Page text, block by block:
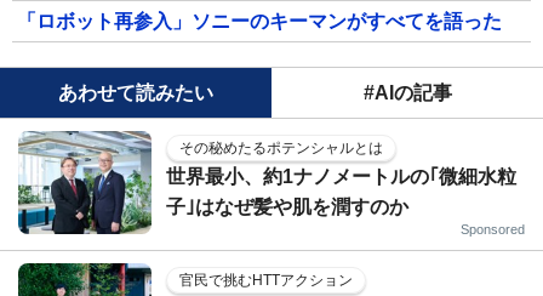
「ロボット再参入」ソニーのキーマンがすべてを語った
あわせて読みたい #AIの記事
その秘めたるポテンシャルとは
世界最小、約1ナノメートルの｢微細水粒
子｣はなぜ髪や肌を潤すのか
Sponsored
官民で挑むHTTアクション